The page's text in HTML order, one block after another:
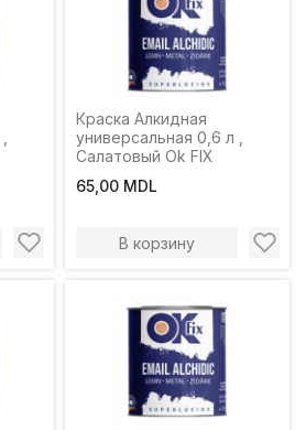
Краска Алкидная
универсальная 0,6 л ,
Салатовый Ok FIX
65,00 MDL
В корзину